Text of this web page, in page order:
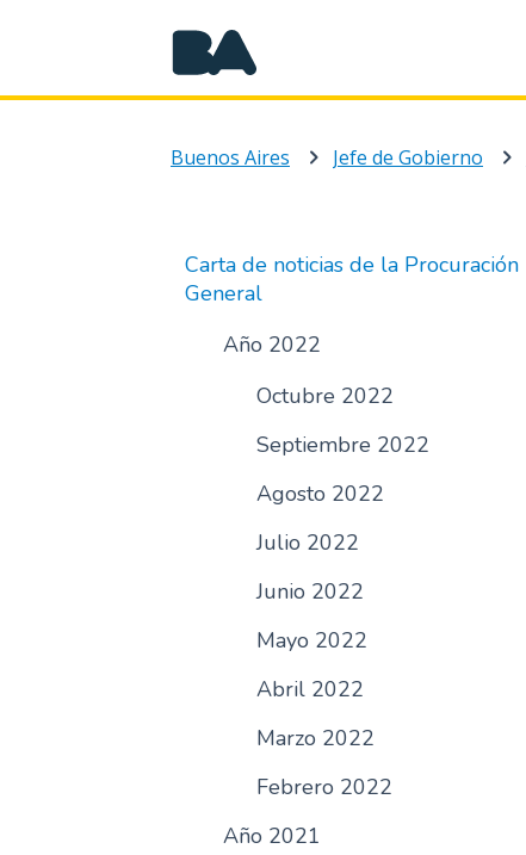
Buenos Aires Jefe de Gobierno
Carta de noticias de la Procuración
General
Año 2022
Octubre 2022
Septiembre 2022
Agosto 2022
Julio 2022
Junio 2022
Mayo 2022
Abril 2022
Marzo 2022
Febrero 2022
Año 2021